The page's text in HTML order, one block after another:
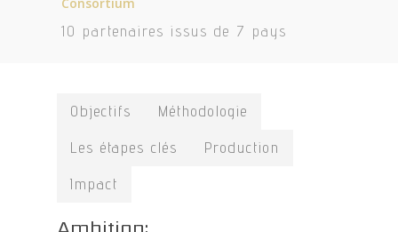
Consortium
10 partenaires issus de 7 pays
Objectifs Méthodologie
Les étapes clés Production
Impact